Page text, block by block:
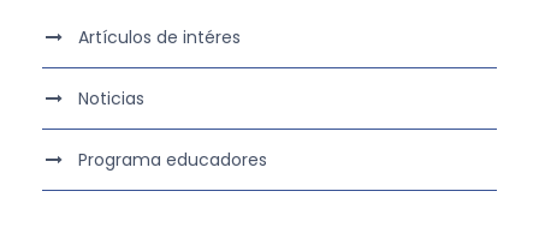
Artículos de intéres
Noticias
Programa educadores